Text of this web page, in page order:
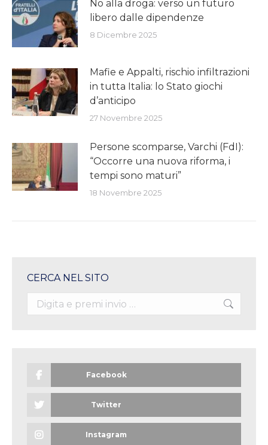
No alla droga: verso un futuro
libero dalle dipendenze
8 Dicembre 2025
Mafie e Appalti, rischio infiltrazioni
in tutta Italia: lo Stato giochi
d’anticipo
27 Novembre 2025
Persone scomparse, Varchi (FdI):
“Occorre una nuova riforma, i
tempi sono maturi”
18 Novembre 2025
CERCA NEL SITO
Search:
Facebook
Twitter
Instagram